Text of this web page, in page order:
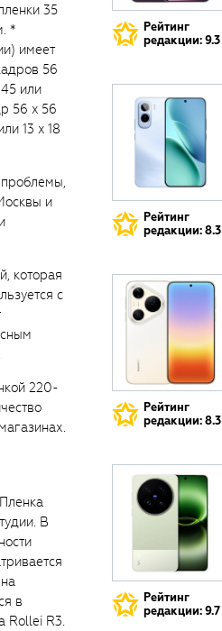
35
*
имеет
56
или
56 x 56
13 x 18
и
и
которая
с
220-
В
в
Rollei R3.
Рейтинг
редакции: 9.3
Рейтинг
редакции: 8.3
Рейтинг
редакции: 8.3
Рейтинг
редакции: 9.7